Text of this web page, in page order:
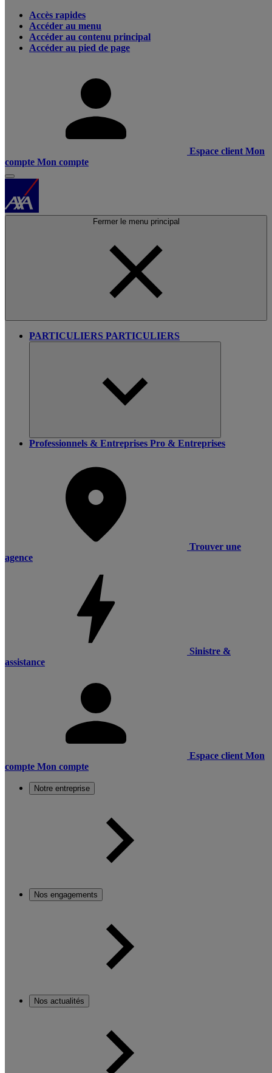
Accès rapides
Accéder au menu
Accéder au contenu principal
Accéder au pied de page
Espace client Mon
compte Mon compte
Fermer le menu principal
PARTICULIERS PARTICULIERS
Professionnels & Entreprises Pro & Entreprises
Trouver une
agence
Sinistre &
assistance
Espace client Mon
compte Mon compte
Notre entreprise
Nos engagements
Nos actualités